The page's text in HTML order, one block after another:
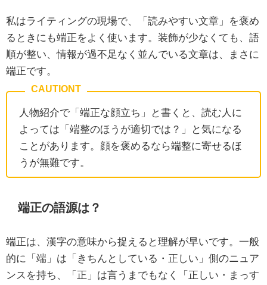
私はライティングの現場で、「読みやすい文章」を褒め
るときにも端正をよく使います。装飾が少なくても、語
順が整い、情報が過不足なく並んでいる文章は、まさに
端正です。
人物紹介で「端正な顔立ち」と書くと、読む人に
よっては「端整のほうが適切では？」と気になる
ことがあります。顔を褒めるなら端整に寄せるほ
うが無難です。
端正の語源は？
端正は、漢字の意味から捉えると理解が早いです。一般
的に「端」は「きちんとしている・正しい」側のニュア
ンスを持ち、「正」は言うまでもなく「正しい・まっす